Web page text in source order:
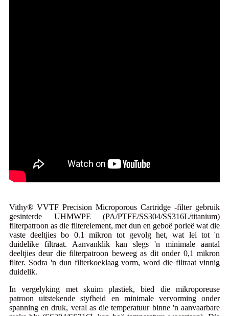
Vithy® VVTF Precision Microporous Cartridge -filter gebruik
gesinterde UHMWPE (PA/PTFE/SS304/SS316L/titanium)
filterpatroon as die filterelement, met dun en geboë porieë wat die
vaste deeltjies bo 0.1 mikron tot gevolg het, wat lei tot 'n
duidelike filtraat. Aanvanklik kan slegs 'n minimale aantal
deeltjies deur die filterpatroon beweeg as dit onder 0,1 mikron
filter. Sodra 'n dun filterkoeklaag vorm, word die filtraat vinnig
duidelik.
In vergelyking met skuim plastiek, bied die mikroporeuse
patroon uitstekende styfheid en minimale vervorming onder
spanning en druk, veral as die temperatuur binne 'n aanvaarbare